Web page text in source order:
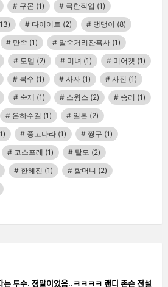
구몬 (1) 극한직업 (1)
다이어트 (2) 댕댕이 (8)
만족 (1) 말죽거리잔혹사 (1)
모델 (2) 미녀 (1) 미어캣 (1)
복수 (1) 사자 (1) 사진 (1)
숙제 (1) 스윙스 (2) 승리 (1)
은하수길 (1) 일본 (2)
중고나라 (1) 짱구 (1)
코스프레 (1) 탈모 (2)
한혜진 (1) 할머니 (2)
투수. 정말이었음..ㅋㅋㅋㅋ 랜디 존슨 전설